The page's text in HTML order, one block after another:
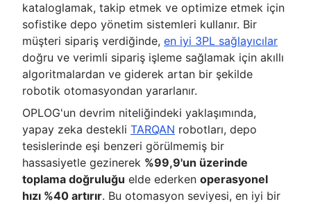
kataloglamak, takip etmek ve optimize etmek için
sofistike depo yönetim sistemleri kullanır. Bir
müşteri sipariş verdiğinde, en iyi 3PL sağlayıcılar
doğru ve verimli sipariş işleme sağlamak için akıllı
algoritmalardan ve giderek artan bir şekilde
robotik otomasyondan yararlanır.
OPLOG'un devrim niteliğindeki yaklaşımında,
yapay zeka destekli TARQAN robotları, depo
tesislerinde eşi benzeri görülmemiş bir
hassasiyetle gezinerek %99,9'un üzerinde
toplama doğruluğu elde ederken operasyonel
hızı %40 artırır. Bu otomasyon seviyesi, en iyi bir